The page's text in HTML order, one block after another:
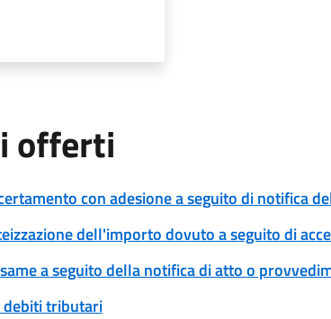
offerti
con adesione a seguito di notifica
dell'importo dovuto a seguito di
a seguito della notifica di atto o
debiti tributari